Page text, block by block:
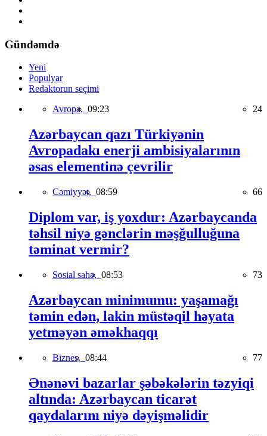
Gündəmdə
Yeni
Populyar
Redaktorun seçimi
Avropa, 09:23 24
Azərbaycan qazı Türkiyənin
Avropadakı enerji ambisiyalarının
əsas elementinə çevrilir
Cəmiyyət, 08:59 66
Diplom var, iş yoxdur: Azərbaycanda
təhsil niyə gənclərin məşğulluğuna
təminat vermir?
Sosial sahə, 08:53 73
Azərbaycan minimumu: yaşamağı
təmin edən, lakin müstəqil həyata
yetməyən əməkhaqqı
Biznes, 08:44 77
Ənənəvi bazarlar şəbəkələrin təzyiqi
altında: Azərbaycan ticarət
qaydalarını niyə dəyişməlidir